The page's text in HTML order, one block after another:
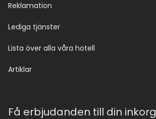
Reklamation
Lediga tjänster
Lista över alla våra hotell
Artiklar
Få erbjudanden till din inkorg